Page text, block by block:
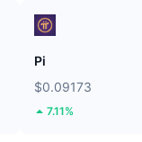
Pi
$0.09173
7.11%